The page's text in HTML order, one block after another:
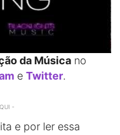
da Música no
e Twitter.
-
e por ler essa